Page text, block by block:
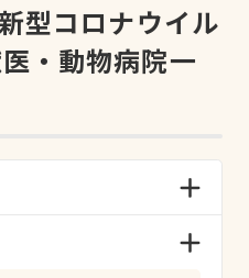
型コロナウイル
・動物病院一